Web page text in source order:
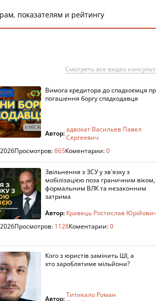
показателям и рейтингу
Смотреть все видео
Вимога кредитора до спадкоємця
погашення боргу спадкодавця
Автор:адвокат Васильев Павел
Сергеевич
Просмотров:865Коментарии:0
Звільнення з ЗСУ у зв`язку з
мобілізацією поза граничним віком,
формальним ВЛК та незаконним
затрима
Автор: Кравець Ростислав
Просмотров: 1128Коментарии:0
Кого з юристів замінить ШІ, а
хто зароблятиме мільйони?
Автор:Титикало Роман